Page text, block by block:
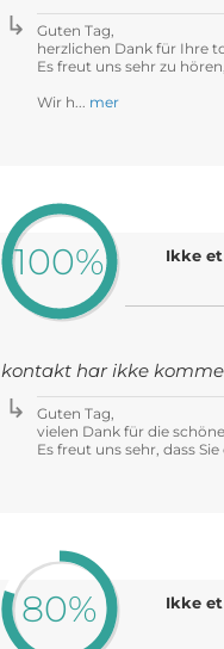
Guten Tag,
herzlichen Dank für Ihre
Es freut uns sehr zu
Wir h... mer
100%
Ikke
kontakt har ikke
Guten Tag,
vielen Dank für die
Es freut uns sehr, dass
80%
Ikke